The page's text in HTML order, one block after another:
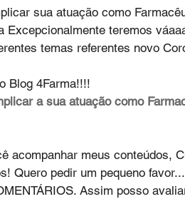
sua atuação como
Excepcionalmente teremos
temas referentes novo
Blog 4Farma!!!!
a sua atuação como
acompanhar meus conteúdos,
Quero pedir um pequeno
Assim posso